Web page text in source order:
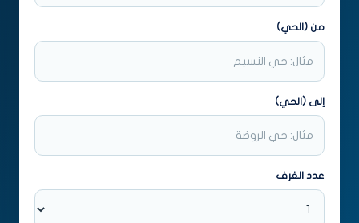
من (الحي)
إلى (الحي)
عدد الغرف